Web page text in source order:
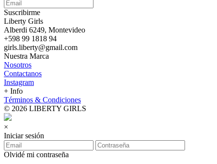
Suscribirme
Liberty Girls
Alberdi 6249, Montevideo
+598 99 1818 94
girls.liberty@gmail.com
Nuestra Marca
Nosotros
Contactanos
Instagram
+ Info
Términos & Condiciones
© 2026 LIBERTY GIRLS
×
Iniciar sesión
Olvidé mi contraseña